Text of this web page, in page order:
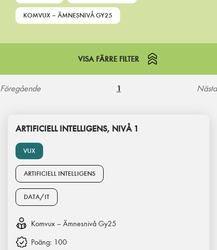
KOMVUX – ÄMNESNIVÅ GY25
VISA FÄRRE FILTER
Föregående 1 Nästa
VUX
ARTIFICIELL INTELLIGENS, NIVÅ 1
ARTIFICIELL INTELLIGENS
DATA/IT
Komvux – Ämnesnivå Gy25
Poäng: 100